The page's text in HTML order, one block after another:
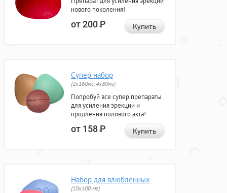
нового поколения!
от 200Р Купить
Супер набор
(2х160мг, 4х80мг)
Попробуй все супер препараты
для усиления эрекции и
продления полового акта!
от 158Р Купить
Набор для влюбленных
(10х100 мг)